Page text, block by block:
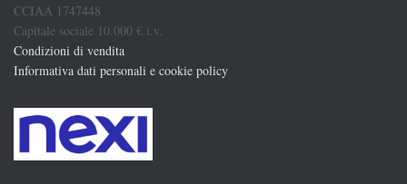
CCIAA 1747448
Capitale sociale 10.000 € i.v.
Condizioni di vendita
Informativa dati personali e cookie policy